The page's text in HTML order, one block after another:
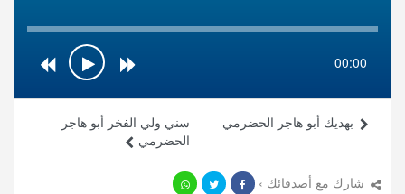
00:00
سني ولي الفخر أبو هاجر
الحضرمي
بهديك أبو هاجر الحضرمي
شارك مع أصدقائك ›